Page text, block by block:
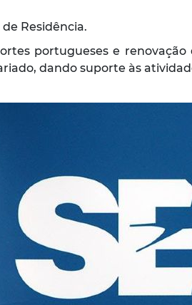
Residência.
portugueses e
dando suporte às